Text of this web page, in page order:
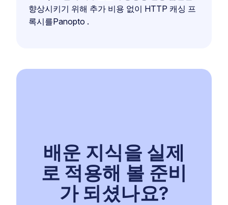
향상시키기 위해 추가 비용 없이 HTTP 캐싱 프
록시를Panopto .
배운 지식을 실제
로 적용해 볼 준비
가 되셨나요?